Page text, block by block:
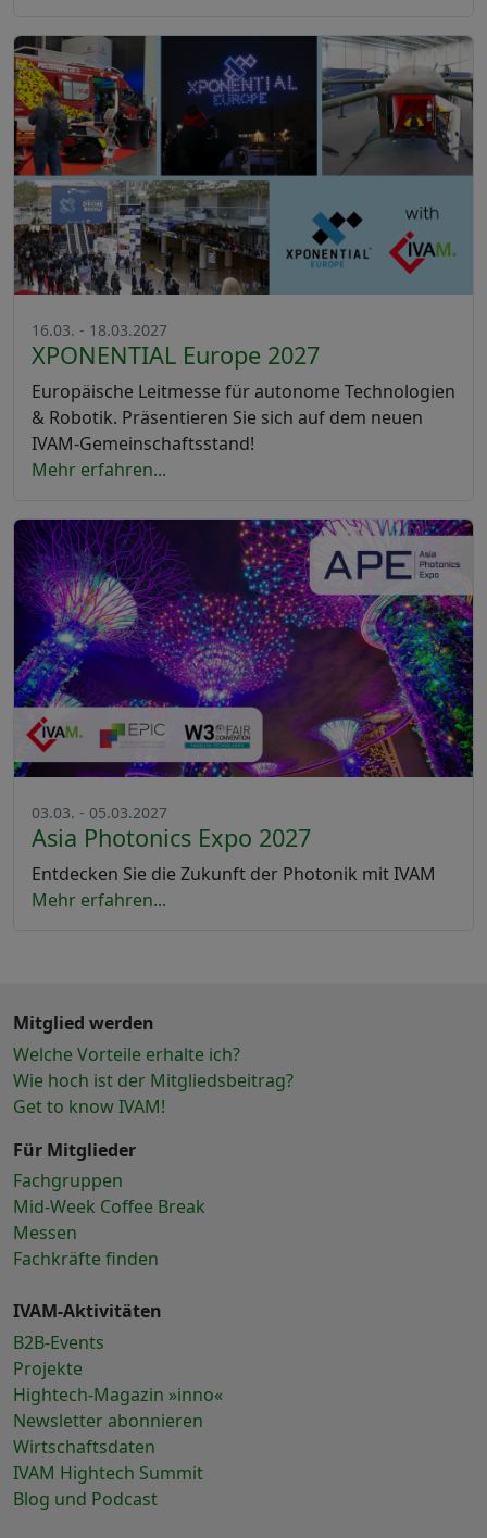
16.03. - 18.03.2027
XPONENTIAL Europe 2027
Europäische Leitmesse für autonome Technologien
& Robotik. Präsentieren Sie sich auf dem neuen
IVAM-Gemeinschaftsstand!
Mehr erfahren...
03.03. - 05.03.2027
Asia Photonics Expo 2027
Entdecken Sie die Zukunft der Photonik mit IVAM
Mehr erfahren...
Mitglied werden
Welche Vorteile erhalte ich?
Wie hoch ist der Mitgliedsbeitrag?
Get to know IVAM!
Für Mitglieder
Fachgruppen
Mid-Week Coffee Break
Messen
Fachkräfte finden
IVAM-Aktivitäten
B2B-Events
Projekte
Hightech-Magazin »inno«
Newsletter abonnieren
Wirtschaftsdaten
IVAM Hightech Summit
Blog und Podcast